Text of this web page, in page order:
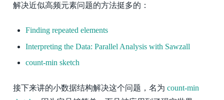
解决近似高频元素问题的方法挺多的：
Finding repeated elements
Interpreting the Data: Parallel Analysis with Sawzall
count-min sketch
接下来讲的小数据结构解决这个问题，名为 count-min